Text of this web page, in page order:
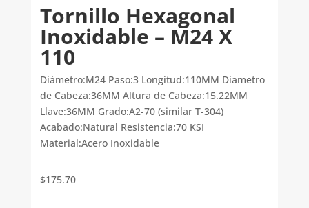
Tornillo Hexagonal
Inoxidable – M24 X
110
Diámetro:M24 Paso:3 Longitud:110MM Diametro
de Cabeza:36MM Altura de Cabeza:15.22MM
Llave:36MM Grado:A2-70 (similar T-304)
Acabado:Natural Resistencia:70 KSI
Material:Acero Inoxidable
$175.70